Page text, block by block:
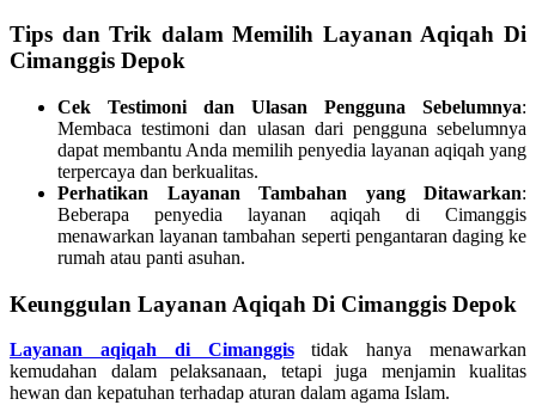
Tips dan Trik dalam Memilih Layanan Aqiqah Di
Cimanggis Depok
Cek Testimoni dan Ulasan Pengguna Sebelumnya:
Membaca testimoni dan ulasan dari pengguna sebelumnya
dapat membantu Anda memilih penyedia layanan aqiqah yang
terpercaya dan berkualitas.
Perhatikan Layanan Tambahan yang Ditawarkan:
Beberapa penyedia layanan aqiqah di Cimanggis
menawarkan layanan tambahan seperti pengantaran daging ke
rumah atau panti asuhan.
Keunggulan Layanan Aqiqah Di Cimanggis Depok
Layanan aqiqah di Cimanggistidak hanya menawarkan
kemudahan dalam pelaksanaan, tetapi juga menjamin kualitas
hewan dan kepatuhan terhadap aturan dalam agama Islam.